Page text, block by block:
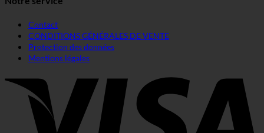
Contact
CONDITIONS GÉNÉRALES DE VENTE
Protection des données
Mentions légales